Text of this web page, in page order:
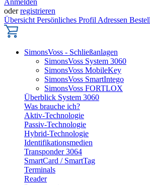
Anmelden
oderregistrieren
Übersicht Persönliches Profil Adressen
SimonsVoss - Schließanlagen
SimonsVoss System 3060
SimonsVoss MobileKey
SimonsVoss SmartIntego
SimonsVoss FORTLOX
Überblick System 3060
Was brauche ich?
Aktiv-Technologie
Passiv-Technologie
Hybrid-Technologie
Identifikationsmedien
Transponder 3064
SmartCard / SmartTag
Terminals
Reader